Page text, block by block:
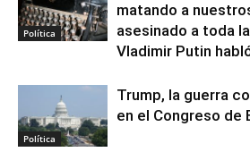
Política
matando a
asesinado a toda
Vladimir Putin
Política
Trump, la guerra
en el Congreso de